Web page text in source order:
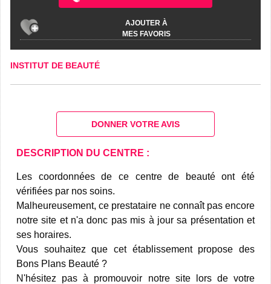
AJOUTER À
MES FAVORIS
INSTITUT DE BEAUTÉ
DONNER VOTRE AVIS
DESCRIPTION DU CENTRE :
Les coordonnées de ce centre de beauté ont été
vérifiées par nos soins.
Malheureusement, ce prestataire ne connaît pas encore
notre site et n'a donc pas mis à jour sa présentation et
ses horaires.
Vous souhaitez que cet établissement propose des
Bons Plans Beauté ?
N'hésitez pas à promouvoir notre site lors de votre